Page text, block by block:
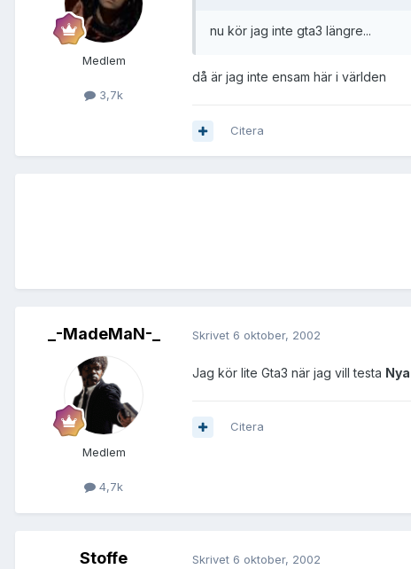
Medlem
3,7k
nu kör jag inte gta3 längre...
då är jag inte ensam här i världen
Citera
_-MadeMaN-_
Medlem
4,7k
Skrivet 6 oktober, 2002
Jag kör lite Gta3 när jag vill testa Nya
Citera
Stoffe Skrivet 6 oktober, 2002